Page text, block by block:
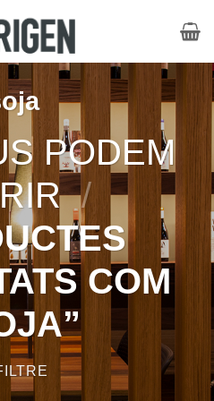
PODEM
/
COM